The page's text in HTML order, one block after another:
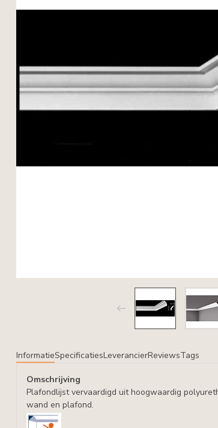
InformatieSpecificatiesLeverancierReviewsTags
Omschrijving
Plafondlijst vervaardigd uit hoogwaardig
wand en plafond.